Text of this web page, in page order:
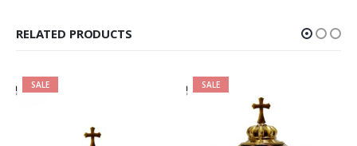
RELATED PRODUCTS
SALE SALE